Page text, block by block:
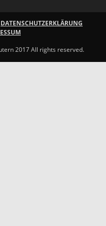
DATENSCHUTZERKLÄRUNG
2017 All rights reserved.